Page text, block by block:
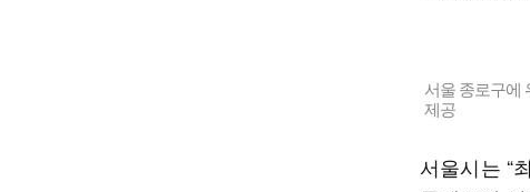
서울 종로구에
제공
서울시는 “